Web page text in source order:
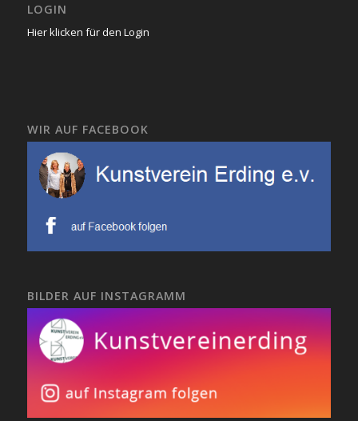
LOGIN
Hier klicken für den Login
WIR AUF FACEBOOK
BILDER AUF INSTAGRAMM